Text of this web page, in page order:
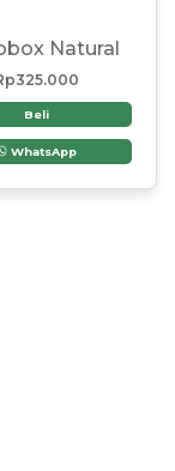
Natural
325.000
Beli
WhatsApp